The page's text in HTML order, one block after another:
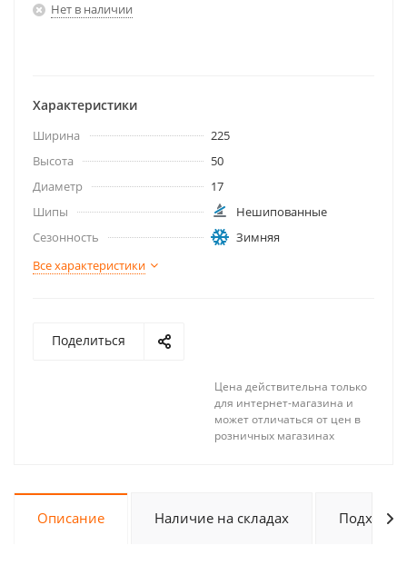
Нет в наличии
Характеристики
Ширина
225
Высота
50
Диаметр
17
Шипы
Нешипованные
Сезонность
Зимняя
Все характеристики
Поделиться
Цена действительна только
для интернет-магазина и
может отличаться от цен в
розничных магазинах
Описание Наличие на складах Подходит